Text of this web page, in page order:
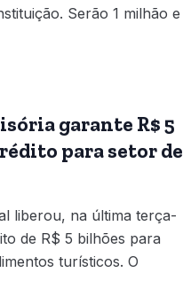
Serão 1 milhão e
garante R$ 5
para setor de
liberou, na última terça-
de R$ 5 bilhões para
turísticos. O